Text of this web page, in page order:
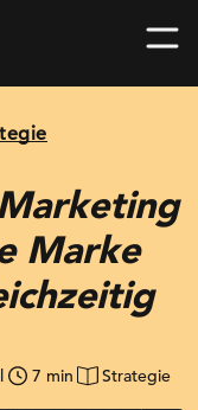
Marke
7 min Strategie